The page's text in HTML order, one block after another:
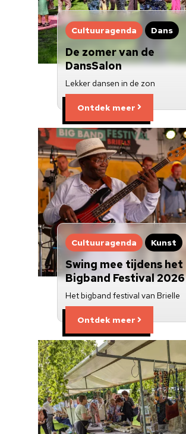
Cultuuragenda Dans
De zomer van de
DansSalon
Lekker dansen in de zon
Ontdek meer
Cultuuragenda Kunst
Swing mee tijdens het
Bigband Festival 2026
Het bigband festival van Brielle
Ontdek meer